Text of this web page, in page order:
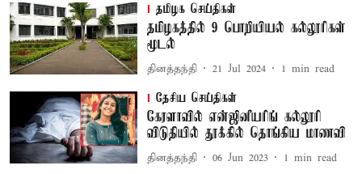
தமிழக செய்திகள்
தமிழகத்தில் 9 பொறியியல் கல்லூரிகள்
மூடல்
தினத்தந்தி 21 Jul 2024 1 min read
தேசிய செய்திகள்
கேரளாவில் என்ஜினீயரிங் கல்லூரி
விடுதியில் தூக்கில் தொங்கிய மாணவி
தினத்தந்தி 06 Jun 2023 1 min read